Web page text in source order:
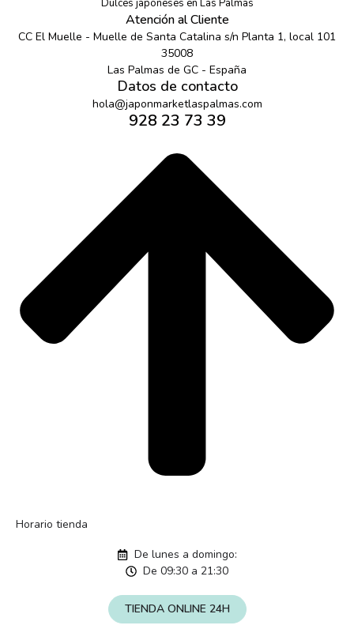
Horario tienda
De lunes a domingo:
De 09:30 a 21:30
TIENDA ONLINE 24H
Dulces japoneses en Las Palmas
Atención al Cliente
CC El Muelle - Muelle de Santa Catalina s/n Planta 1, local 101
35008
Las Palmas de GC - España
Datos de contacto
hola@japonmarketlaspalmas.com
928 23 73 39